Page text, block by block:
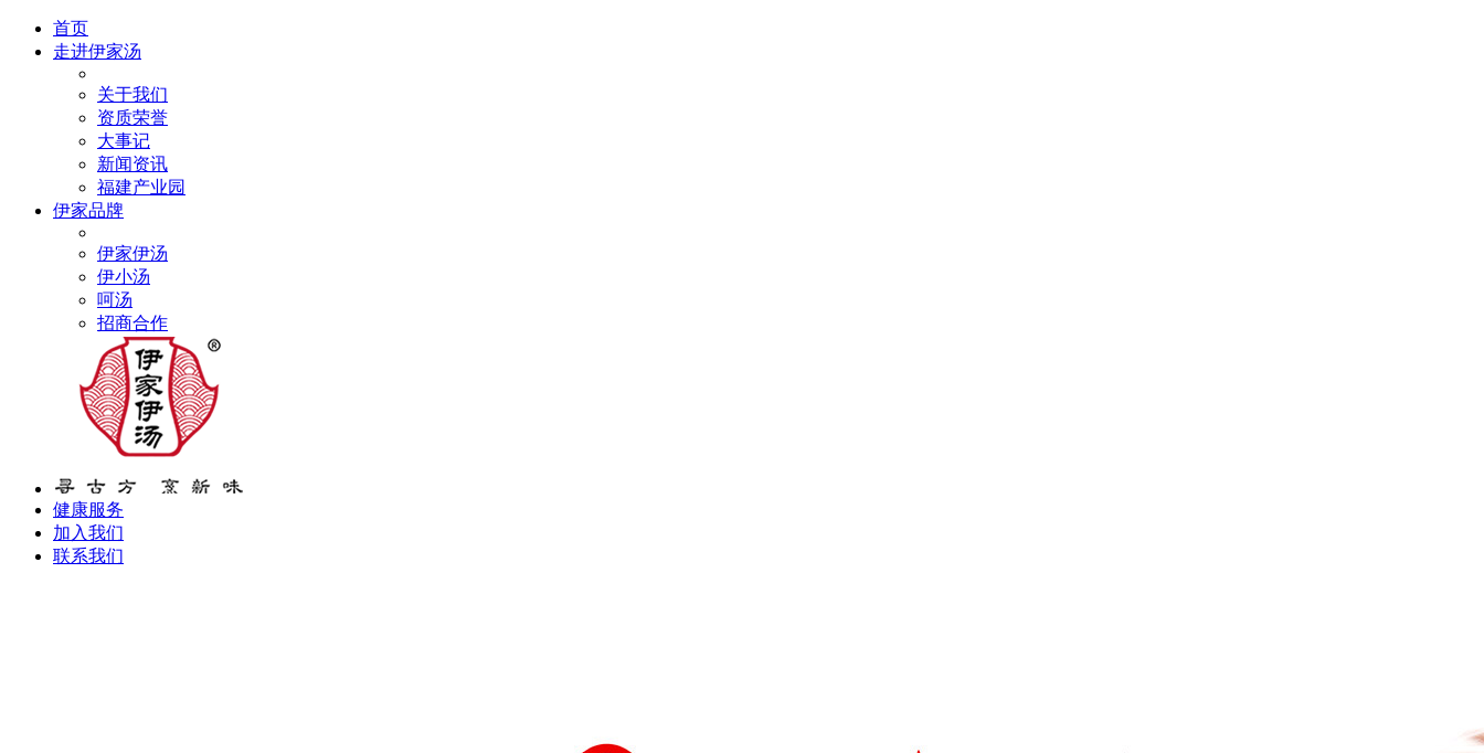
首页
走进伊家汤
关于我们
资质荣誉
大事记
新闻资讯
福建产业园
伊家品牌
伊家伊汤
伊小汤
呵汤
招商合作
健康服务
加入我们
联系我们